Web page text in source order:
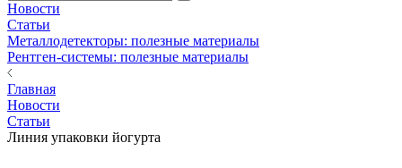
Новости
Статьи
Металлодетекторы: полезные материалы
Рентген-системы: полезные материалы
Главная
Новости
Статьи
Линия упаковки йогурта